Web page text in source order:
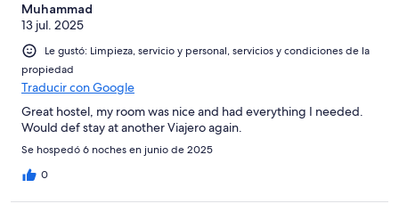
Muhammad
13 jul. 2025
Le gustó: Limpieza, servicio y personal, servicios y condiciones de la
propiedad
Traducir con Google
Great hostel, my room was nice and had everything I needed.
Would def stay at another Viajero again.
Se hospedó 6 noches en junio de 2025
0